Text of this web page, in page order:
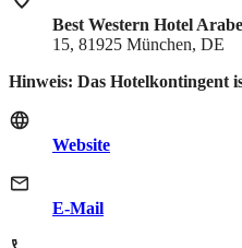
Best Western Hotel
15, 81925 München, DE
Hinweis: Das Hotelkontingent
Website
E-Mail